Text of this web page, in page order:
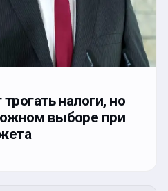
налоги, но
выборе при